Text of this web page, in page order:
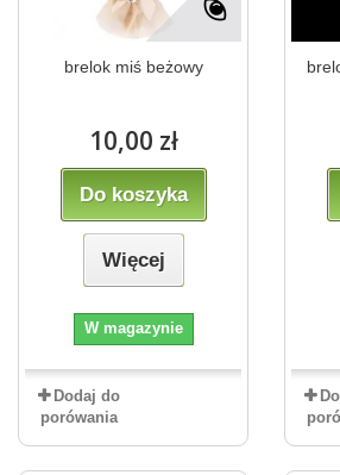
brelok miś beżowy
10,00 zł
Do koszyka
Więcej
W magazynie
Dodaj do
porówania